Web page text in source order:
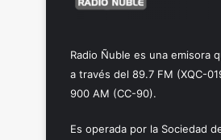
Radio Ñuble es una emisora
a través del 89.7 FM (XQC-
900 AM (CC-90).
Es operada por la Sociedad